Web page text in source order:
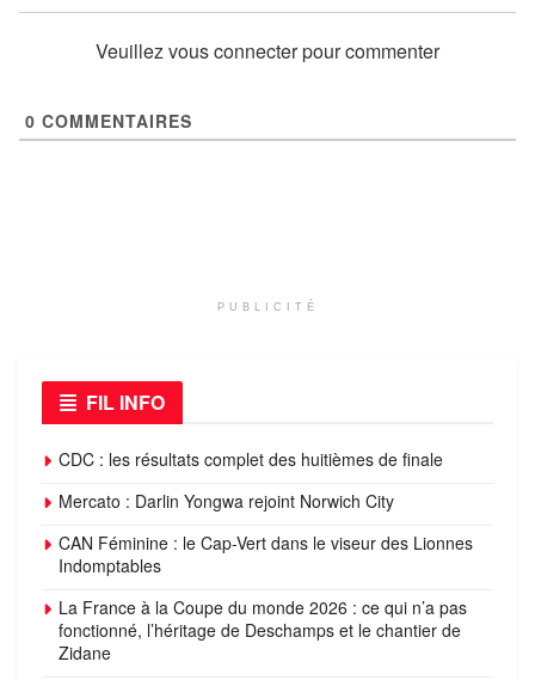
Veuillez vous connecter pour commenter
0 COMMENTAIRES
PUBLICITÉ
FIL INFO
CDC : les résultats complet des huitièmes de finale
Mercato : Darlin Yongwa rejoint Norwich City
CAN Féminine : le Cap-Vert dans le viseur des Lionnes
Indomptables
La France à la Coupe du monde 2026 : ce qui n’a pas
fonctionné, l’héritage de Deschamps et le chantier de
Zidane